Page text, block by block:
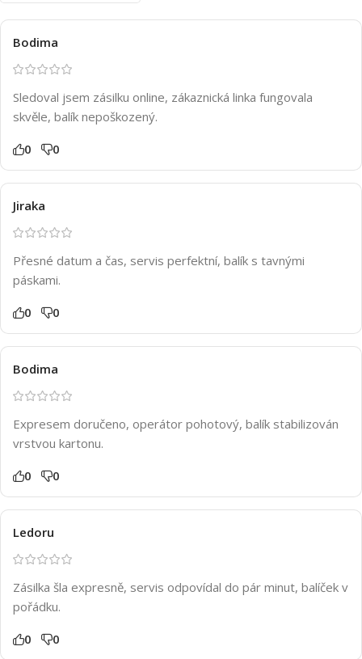
Bodima
Sledoval jsem zásilku online, zákaznická linka fungovala
skvěle, balík nepoškozený.
0 0
Jiraka
Přesné datum a čas, servis perfektní, balík s tavnými
páskami.
0 0
Bodima
Expresem doručeno, operátor pohotový, balík stabilizován
vrstvou kartonu.
0 0
Ledoru
Zásilka šla expresně, servis odpovídal do pár minut, balíček v
pořádku.
0 0